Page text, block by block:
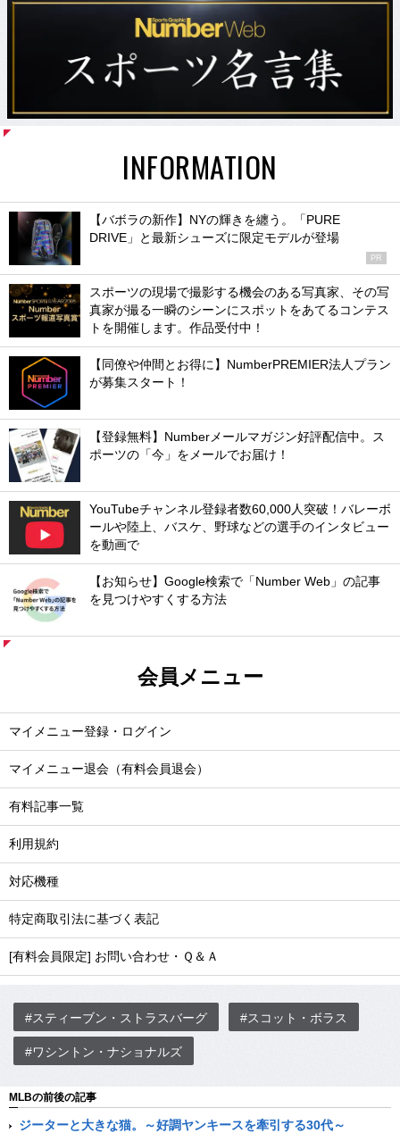
INFORMATION
【バボラの新作】NYの輝きを纏う。「PURE
DRIVE」と最新シューズに限定モデルが登場
PR
スポーツの現場で撮影する機会のある写真家、その写
真家が撮る一瞬のシーンにスポットをあてるコンテス
トを開催します。作品受付中！
【同僚や仲間とお得に】NumberPREMIER法人プラン
が募集スタート！
【登録無料】Numberメールマガジン好評配信中。ス
ポーツの「今」をメールでお届け！
YouTubeチャンネル登録者数60,000人突破！バレーボ
ールや陸上、バスケ、野球などの選手のインタビュー
を動画で
【お知らせ】Google検索で「Number Web」の記事
を見つけやすくする方法
会員メニュー
マイメニュー登録・ログイン
マイメニュー退会（有料会員退会）
有料記事一覧
利用規約
対応機種
特定商取引法に基づく表記
[有料会員限定] お問い合わせ・Ｑ＆Ａ
#スティーブン・ストラスバーグ #スコット・ボラス
#ワシントン・ナショナルズ
MLBの前後の記事
ジーターと大きな猫。～好調ヤンキースを牽引する30代～